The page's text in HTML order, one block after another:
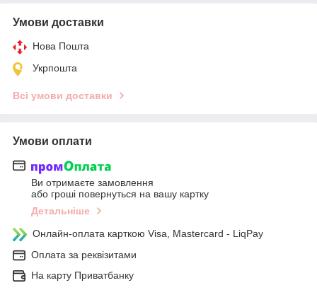
Умови доставки
Нова Пошта
Укрпошта
Всі умови доставки
Умови оплати
Ви отримаєте замовлення
або гроші повернуться на вашу картку
Детальніше
Онлайн-оплата карткою Visa, Mastercard - LiqPay
Оплата за реквізитами
На карту Приватбанку